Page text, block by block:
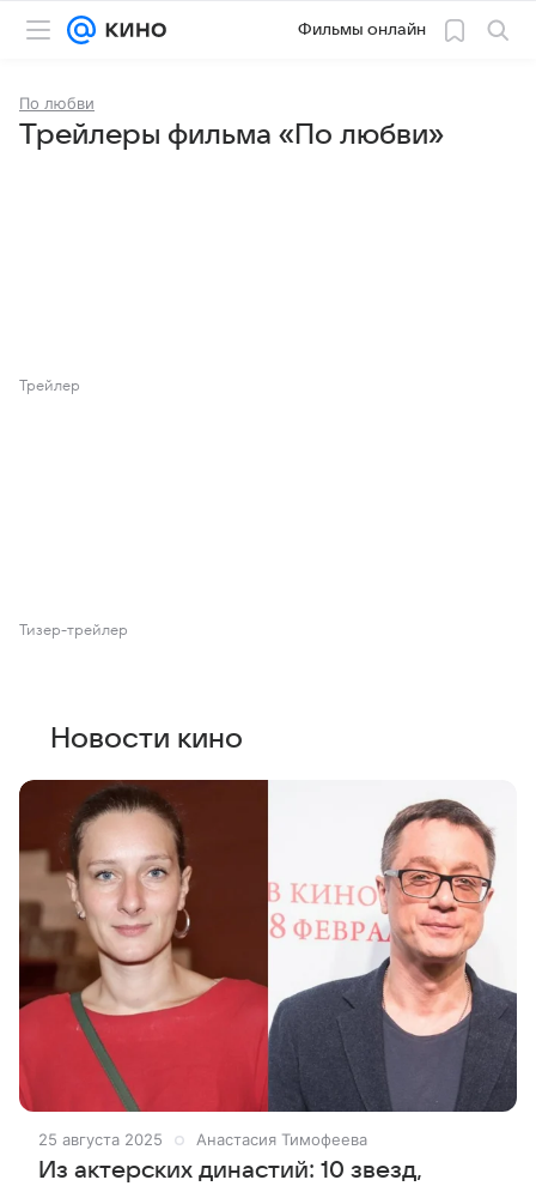
Фильмы онлайн
По любви
Трейлеры фильма «По любви»
Трейлер
Тизер-трейлер
Новости кино
25 августа 2025 Анастасия Тимофеева
Из актерских династий: 10 звезд,